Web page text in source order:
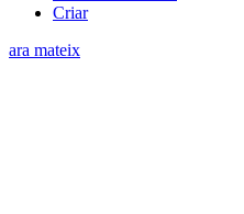
Criar
ara mateix